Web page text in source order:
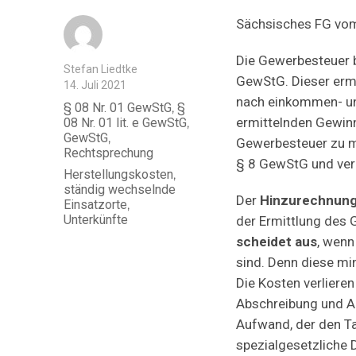
Sächsisches FG
Die
GewStG. Dieser
nach einkommen-
ermittelnden
Gewerbesteuer zu
§ 8 GewStG und
Der
der Ermittlung des
scheidet aus,
sind. Denn diese
Die Kosten
Abschreibung und
Aufwand, der den
spezialgesetzliche
Autor
Stefan Liedtke
Veröffentlicht
am
14. Juli 2021
Kategorien
§ 08 Nr. 01 GewStG,§
08 Nr. 01 lit. e GewStG,
GewStG,
Rechtsprechung
Schlagwörter
Herstellungskosten,
ständig wechselnde
Einsatzorte,
Unterkünfte